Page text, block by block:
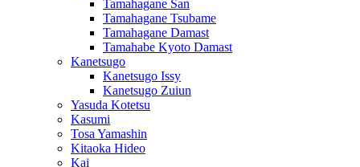
Tamahagane San
Tamahagane Tsubame
Tamahagane Damast
Tamahabe Kyoto Damast
Kanetsugo
Kanetsugo Issy
Kanetsugo Zuiun
Yasuda Kotetsu
Kasumi
Tosa Yamashin
Kitaoka Hideo
Kai